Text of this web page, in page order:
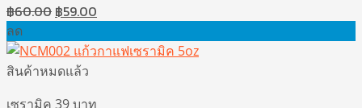
฿60.00 Original
was:
฿60.00.
฿59.00
is:
ลด
สินค้าหมดแล้ว
เซรามิค 39 บาท